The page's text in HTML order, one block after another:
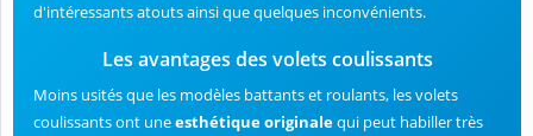
d'intéressants atouts ainsi que quelques inconvénients.
Les avantages des volets coulissants
Moins usités que les modèles battants et roulants, les volets
coulissants ont uneesthétique originalequi peut habiller très